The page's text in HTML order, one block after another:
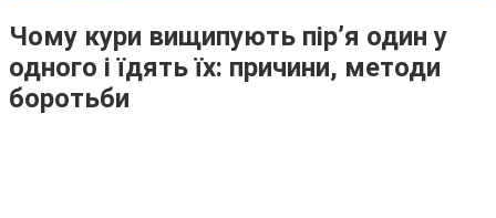
Чому кури вищипують пір’я один у
одного і їдять їх: причини, методи
боротьби